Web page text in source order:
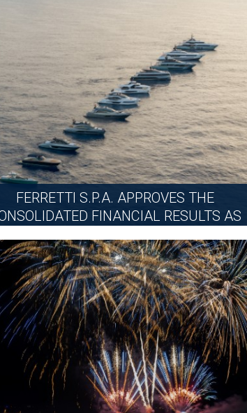
FERRETTI S.P.A. APPROVES THE
FINANCIAL RESULTS AS
2026年7月31日
更多